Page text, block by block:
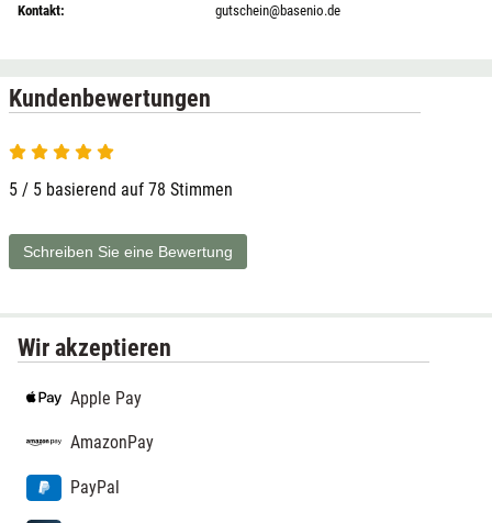
Kontakt: gutschein@basenio.de
Kundenbewertungen
5 / 5 basierend auf 78 Stimmen
Schreiben Sie eine Bewertung
Wir akzeptieren
Apple Pay
AmazonPay
PayPal